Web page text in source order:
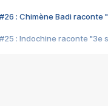
#26 : Chimène Badi raconte
#25 : Indochine raconte "3e